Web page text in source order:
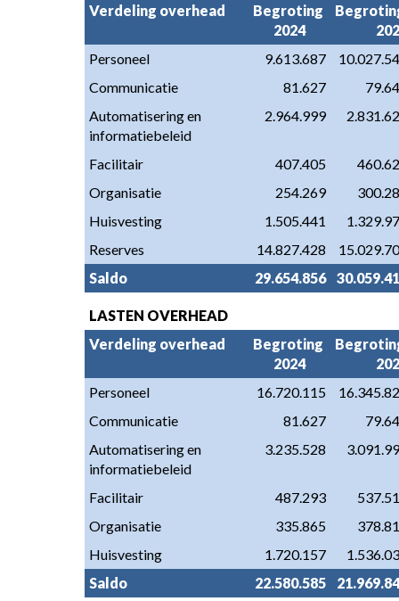
Verdeling overhead
Begroting
2024
Personeel
9.613.687
Communicatie
81.627
Automatisering en
informatiebeleid
2.964.999
Facilitair 407.405
Organisatie
254.269
Huisvesting
1.505.441
Reserves
14.827.428
Saldo
29.654.856
LASTEN OVERHEAD
Verdeling overhead
Begroting
2024
Personeel
16.720.115
Communicatie
81.627
Automatisering en
informatiebeleid
3.235.528
Facilitair 487.293
Organisatie
335.865
Huisvesting
1.720.157
Saldo
22.580.585